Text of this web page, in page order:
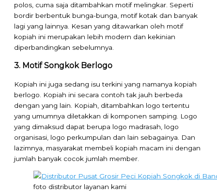
polos, cuma saja ditambahkan motif melingkar. Seperti
bordir berbentuk bunga-bunga, motif kotak dan banyak
lagi yang lainnya. Kesan yang ditawarkan oleh motif
kopiah ini merupakan lebih modern dan kekinian
diperbandingkan sebelumnya.
3. Motif Songkok Berlogo
Kopiah ini juga sedang isu terkini yang namanya kopiah
berlogo. Kopiah ini secara contoh tak jauh berbeda
dengan yang lain. Kopiah, ditambahkan logo tertentu
yang umumnya diletakkan di komponen samping. Logo
yang dimaksud dapat berupa logo madrasah, logo
organisasi, logo perkumpulan dan lain sebagainya. Dan
lazimnya, masyarakat membeli kopiah macam ini dengan
jumlah banyak cocok jumlah member.
foto distributor layanan kami